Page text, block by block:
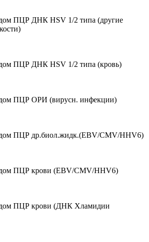
ПЦР ДНК HSV 1/2 типа (другие
ПЦР ДНК HSV 1/2 типа (кровь)
ПЦР ОРИ (вирусн. инфекции)
ПЦР др.биол.жидк.(EBV/CMV/HHV6)
ПЦР крови (EBV/CMV/HHV6)
ПЦР крови (ДНК Хламидии